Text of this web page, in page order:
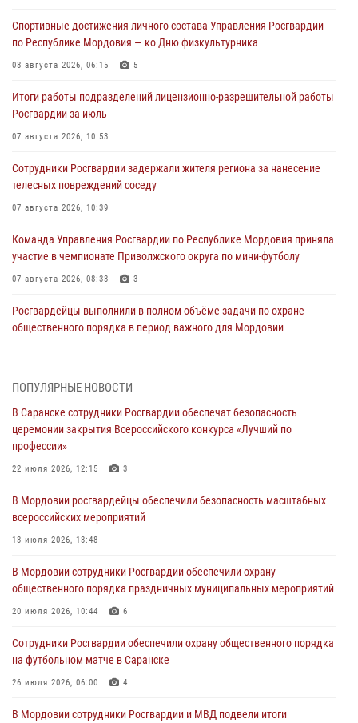
Спортивные достижения личного состава Управления Росгвардии
по Республике Мордовия — ко Дню физкультурника
08 августа 2026, 06:15 5
Итоги работы подразделений лицензионно-разрешительной работы
Росгвардии за июль
07 августа 2026, 10:53
Сотрудники Росгвардии задержали жителя региона за нанесение
телесных повреждений соседу
07 августа 2026, 10:39
Команда Управления Росгвардии по Республике Мордовия приняла
участие в чемпионате Приволжского округа по мини-футболу
07 августа 2026, 08:33 3
Росгвардейцы выполнили в полном объёме задачи по охране
общественного порядка в период важного для Мордовии
участие в празднествах, посвящённых 25-летию канонизации
Фёдора Ушакова
06 августа 2026, 08:14
повредившего имущество в кафе
06 августа 2026, 07:03
незамедлительно
05 августа 2026, 15:04
подозреваемого в причинении телесных повреждений супруге
05 августа 2026, 12:34
ПОПУЛЯРНЫЕ НОВОСТИ
В Саранске сотрудники Росгвардии обеспечат безопасность
церемонии закрытия Всероссийского конкурса «Лучший по
профессии»
22 июля 2026, 12:15 3
В Мордовии росгвардейцы обеспечили безопасность масштабных
всероссийских мероприятий
13 июля 2026, 13:48
В Мордовии сотрудники Росгвардии обеспечили охрану
общественного порядка праздничных муниципальных мероприятий
20 июля 2026, 10:44 6
Сотрудники Росгвардии обеспечили охрану общественного порядка
на футбольном матче в Саранске
26 июля 2026, 06:00 4
В Мордовии сотрудники Росгвардии и МВД подвели итоги